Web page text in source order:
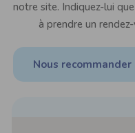
notre site. Indiquez-lui
à prendre un
Nous recommander